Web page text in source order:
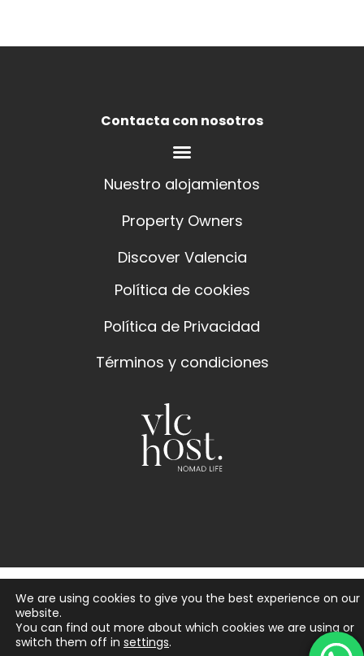
Contacta con nosotros
Nuestro alojamientos
Property Owners
Discover Valencia
Política de cookies
Política de Privacidad
Términos y condiciones
We are using cookies to give you the best experience on our
website.
You can find out more about which cookies we are using or
switch them off in settings.